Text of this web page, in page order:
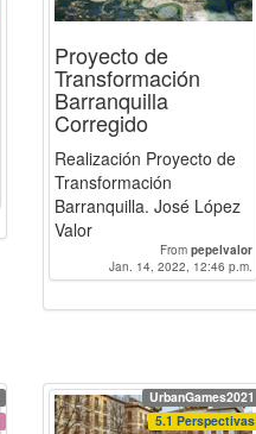
Proyecto de
Transformación
Barranquilla
Corregido
Realización Proyecto de
Transformación
Barranquilla. José López
Valor
From pepelvalor
Jan. 14, 2022, 12:46 p.m.
UrbanGames2021
5.1 Perspectivas